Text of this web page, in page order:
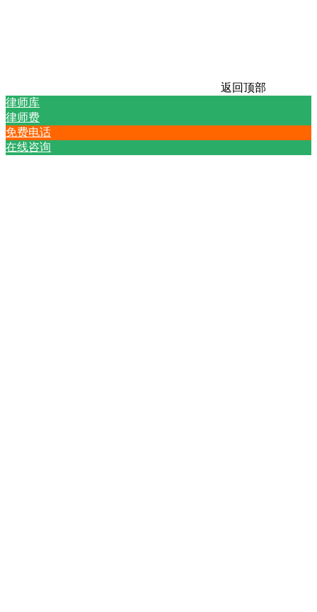
返回顶部
律师库
律师费
免费电话
在线咨询